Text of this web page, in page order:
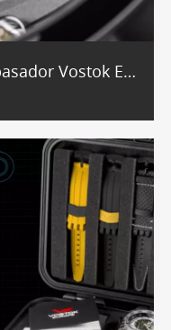
Benediktas Vanagas – ambasador Vostok Europe triumfuje przed rajdem w Dakarze 2022.